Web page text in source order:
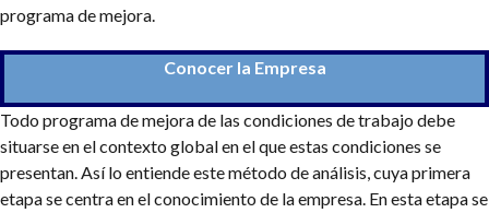
programa de mejora.
Conocer la Empresa
Todo programa de mejora de las condiciones de trabajo debe
situarse en el contexto global en el que estas condiciones se
presentan. Así lo entiende este método de análisis, cuya primera
etapa se centra en el conocimiento de la empresa. En esta etapa se